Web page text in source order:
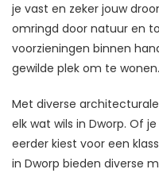
je vast en zeker jouw
omringd door natuur en
voorzieningen binnen
gewilde plek om te wonen.
Met diverse
elk wat wils in Dworp. Of
eerder kiest voor een
in Dworp bieden diverse